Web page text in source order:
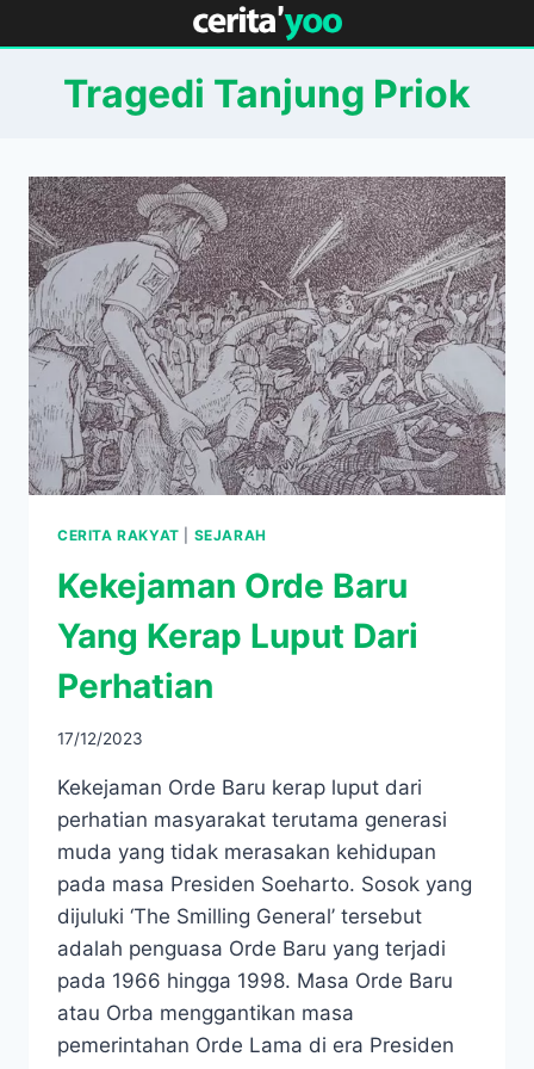
to
contentTragedi Tanjung Priok
CERITA RAKYAT SEJARAH
Kekejaman Orde Baru
Yang Kerap Luput Dari
Perhatian
17/12/2023
Kekejaman Orde Baru kerap luput dari
perhatian masyarakat terutama generasi
muda yang tidak merasakan kehidupan
pada masa Presiden Soeharto. Sosok yang
dijuluki ‘The Smilling General’ tersebut
adalah penguasa Orde Baru yang terjadi
pada 1966 hingga 1998. Masa Orde Baru
atau Orba menggantikan masa
pemerintahan Orde Lama di era Presiden